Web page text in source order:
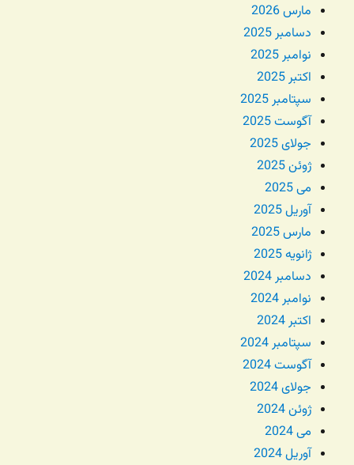
مارس 2026
دسامبر 2025
نوامبر 2025
اکتبر 2025
سپتامبر 2025
آگوست 2025
جولای 2025
ژوئن 2025
می 2025
آوریل 2025
مارس 2025
ژانویه 2025
دسامبر 2024
نوامبر 2024
اکتبر 2024
سپتامبر 2024
آگوست 2024
جولای 2024
ژوئن 2024
می 2024
آوریل 2024